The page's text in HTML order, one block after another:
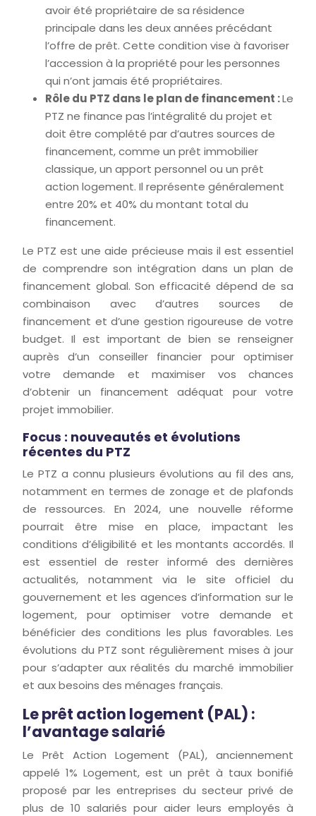
avoir été propriétaire de sa résidence
principale dans les deux années précédant
l’offre de prêt. Cette condition vise à favoriser
l’accession à la propriété pour les personnes
qui n’ont jamais été propriétaires.
Rôle du PTZ dans le plan de financement :Le
PTZ ne finance pas l’intégralité du projet et
doit être complété par d’autres sources de
financement, comme un prêt immobilier
classique, un apport personnel ou un prêt
action logement. Il représente généralement
entre 20% et 40% du montant total du
financement.
Le PTZ est une aide précieuse mais il est essentiel
de comprendre son intégration dans un plan de
financement global. Son efficacité dépend de sa
combinaison avec d’autres sources de
financement et d’une gestion rigoureuse de votre
budget. Il est important de bien se renseigner
auprès d’un conseiller financier pour optimiser
votre demande et maximiser vos chances
d’obtenir un financement adéquat pour votre
projet immobilier.
Focus : nouveautés et évolutions
récentes du PTZ
Le PTZ a connu plusieurs évolutions au fil des ans,
notamment en termes de zonage et de plafonds
de ressources. En 2024, une nouvelle réforme
pourrait être mise en place, impactant les
conditions d’éligibilité et les montants accordés. Il
est essentiel de rester informé des dernières
actualités, notamment via le site officiel du
gouvernement et les agences d’information sur le
logement, pour optimiser votre demande et
bénéficier des conditions les plus favorables. Les
évolutions du PTZ sont régulièrement mises à jour
pour s’adapter aux réalités du marché immobilier
et aux besoins des ménages français.
Le prêt action logement (PAL) :
l’avantage salarié
Le Prêt Action Logement (PAL), anciennement
appelé 1% Logement, est un prêt à taux bonifié
proposé par les entreprises du secteur privé de
plus de 10 salariés pour aider leurs employés à